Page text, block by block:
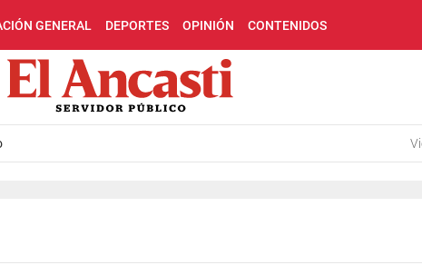
GENERAL DEPORTES OPINIÓN CONTENIDOS